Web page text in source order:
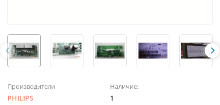
Производители
PHILIPS
Наличие:
1